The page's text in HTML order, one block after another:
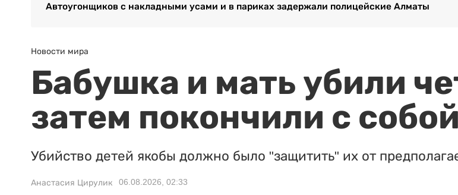
Автоугонщиков с накладными усами и в париках задержали полицейские Алматы
Новости мира
Бабушка и мать убили
затем покончили с собой
Убийство детей якобы должно было "защитить" их от
Анастасия Цирулик 06.08.2026, 02:33